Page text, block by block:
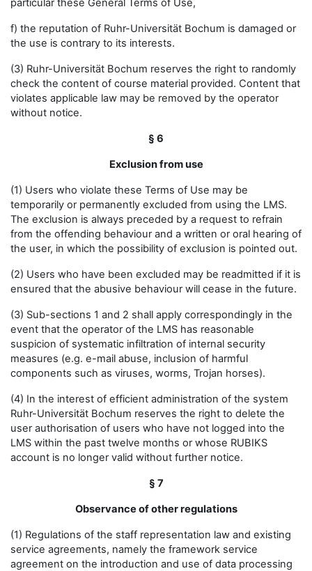
particular these General Terms of Use,
f) the reputation of Ruhr-Universität Bochum is damaged or
the use is contrary to its interests.
(3) Ruhr-Universität Bochum reserves the right to randomly
check the content of course material provided. Content that
violates applicable law may be removed by the operator
without notice.
§ 6
Exclusion from use
(1) Users who violate these Terms of Use may be
temporarily or permanently excluded from using the LMS.
The exclusion is always preceded by a request to refrain
from the offending behaviour and a written or oral hearing of
the user, in which the possibility of exclusion is pointed out.
(2) Users who have been excluded may be readmitted if it is
ensured that the abusive behaviour will cease in the future.
(3) Sub-sections 1 and 2 shall apply correspondingly in the
event that the operator of the LMS has reasonable
suspicion of systematic infiltration of internal security
measures (e.g. e-mail abuse, inclusion of harmful
components such as viruses, worms, Trojan horses).
(4) In the interest of efficient administration of the system
Ruhr-Universität Bochum reserves the right to delete the
user authorisation of users who have not logged into the
LMS within the past twelve months or whose RUBIKS
account is no longer valid without further notice.
§ 7
Observance of other regulations
(1) Regulations of the staff representation law and existing
service agreements, namely the framework service
agreement on the introduction and use of data processing